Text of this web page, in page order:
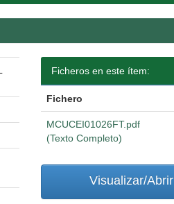
Ficheros en este ítem:
Fichero
MCUCEI01026FT.pdf
(Texto Completo)
Visualizar/Abrir